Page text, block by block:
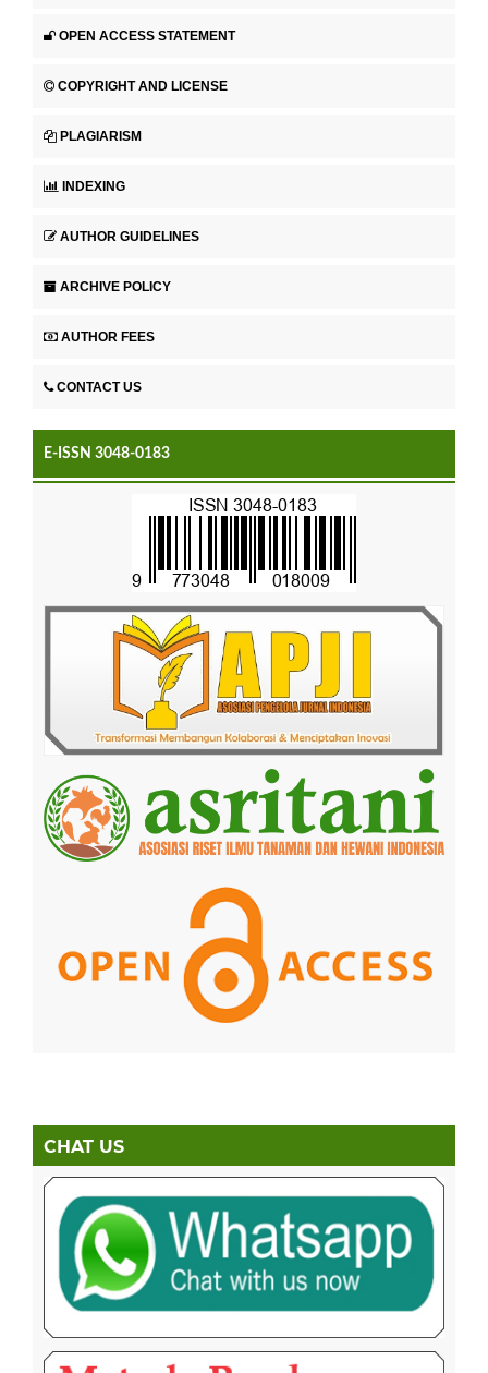
OPEN ACCESS STATEMENT
COPYRIGHT AND LICENSE
PLAGIARISM
INDEXING
AUTHOR GUIDELINES
ARCHIVE POLICY
AUTHOR FEES
CONTACT US
E-ISSN 3048-0183
CHAT US